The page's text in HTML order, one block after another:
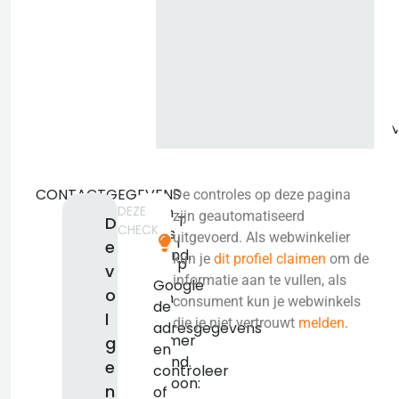
CONTACTGEGEVENS
D
e
v
o
l
g
e
n
Geen
adres
bekend.
KVK:
Geen
nummer
bekend.
Telefoon:
T
i
p
Google
de
adresgegevens
en
controleer
of
DEZE
CHECK
De controles op deze pagina
zijn geautomatiseerd
uitgevoerd. Als webwinkelier
kun je dit profiel claimen om de
informatie aan te vullen, als
consument kun je webwinkels
die je niet vertrouwt melden.